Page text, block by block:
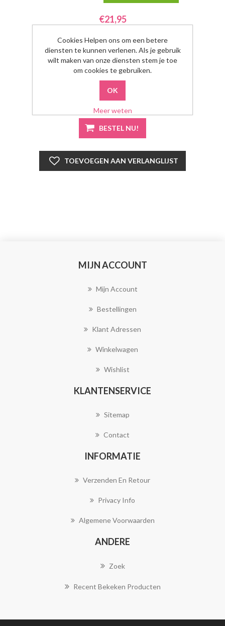
€21,95
Kleur *
Kies een kleur
MIJN ACCOUNT
Mijn Account
Bestellingen
Klant Adressen
Winkelwagen
Wishlist
KLANTENSERVICE
Sitemap
Contact
INFORMATIE
Verzenden En Retour
Privacy Info
Algemene Voorwaarden
ANDERE
Zoek
Recent Bekeken Producten
Cookies Helpen ons om een betere
diensten te kunnen verlenen. Als je gebruik
wilt maken van onze diensten stem je toe
om cookies te gebruiken.
Meer weten